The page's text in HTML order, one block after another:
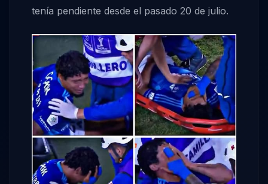
tenía pendiente desde el pasado 20 de julio.